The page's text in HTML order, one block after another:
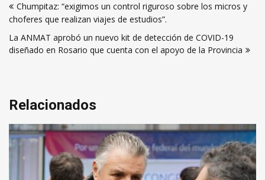
de
entradas
Chumpitaz: “exigimos un control riguroso sobre los micros y
choferes que realizan viajes de estudios”.
La ANMAT aprobó un nuevo kit de detección de COVID-19
diseñado en Rosario que cuenta con el apoyo de la Provincia
Relacionados